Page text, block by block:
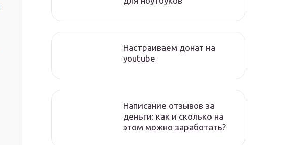
Настраиваем донат на
youtube
Написание отзывов за
деньги: как и сколько на
этом можно заработать?